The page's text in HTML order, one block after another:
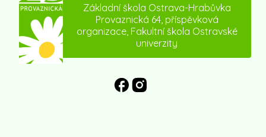
Základní škola Ostrava-Hrabůvka
Provaznická 64, příspěvková
organizace, Fakultní škola Ostravské
univerzity